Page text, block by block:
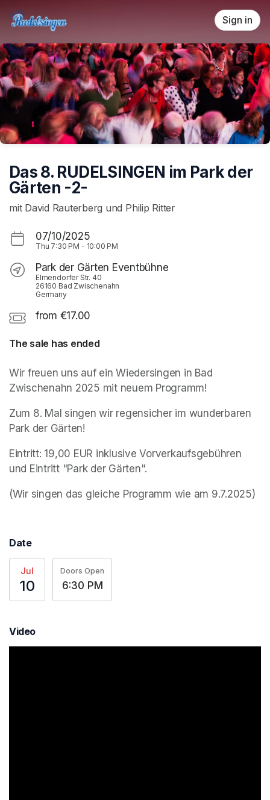
Skip header
Sign in
Das 8. RUDELSINGEN im Park der
Gärten -2-
mit David Rauterberg und Philip Ritter
07/10/2025
Thu 7:30 PM - 10:00 PM
Park der Gärten Eventbühne
Elmendorfer Str. 40
26160 Bad Zwischenahn
Germany
from €17.00
The sale has ended
Wir freuen uns auf ein Wiedersingen in Bad
Zwischenahn 2025 mit neuem Programm!
Zum 8. Mal singen wir regensicher im wunderbaren
Park der Gärten!
Eintritt: 19,00 EUR inklusive Vorverkaufsgebühren
und Eintritt "Park der Gärten".
(Wir singen das gleiche Programm wie am 9.7.2025)
Date
Jul
10
Doors Open
6:30 PM
Video